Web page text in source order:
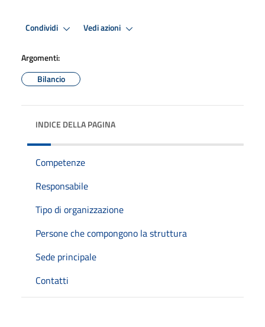
Condividi Vedi azioni
Argomenti:
Bilancio
INDICE DELLA PAGINA
Competenze
Responsabile
Tipo di organizzazione
Persone che compongono la struttura
Sede principale
Contatti